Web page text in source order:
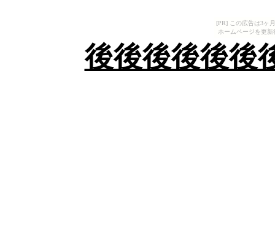
[PR] この広告は3ヶ
ホームページを更
後後後後後後